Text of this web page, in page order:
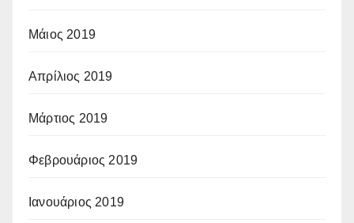
Μάιος 2019
Απρίλιος 2019
Μάρτιος 2019
Φεβρουάριος 2019
Ιανουάριος 2019